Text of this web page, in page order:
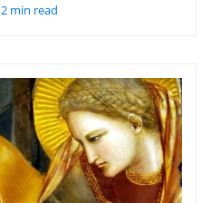
2 min read